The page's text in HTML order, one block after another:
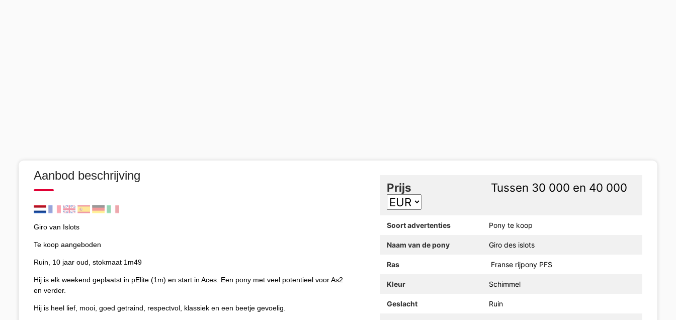
Aanbod beschrijving
Giro van Islots
Te koop aangeboden
Ruin, 10 jaar oud, stokmaat 1m49
Hij is elk weekend geplaatst in pElite (1m) en start in Aces. Een pony met veel potentieel voor As2
en verder.
Hij is heel lief, mooi, goed getraind, respectvol, klassiek en een beetje gevoelig.
Prijs Tussen 30 000 en 40 000
Soort advertenties Pony te koop
Naam van de pony Giro des islots
Ras Franse rijpony PFS
Kleur Schimmel
Geslacht Ruin